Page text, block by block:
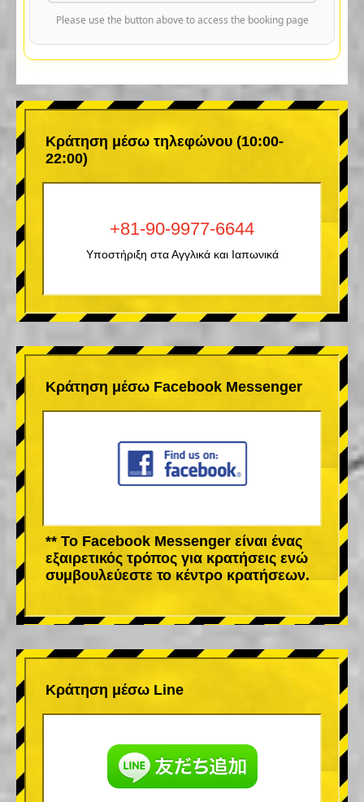
Please use the button above to access the booking page
Κράτηση μέσω τηλεφώνου (10:00-
22:00)
+81-90-9977-6644
Υποστήριξη στα Αγγλικά και Ιαπωνικά
Κράτηση μέσω Facebook Messenger
** Το Facebook Messenger είναι ένας
εξαιρετικός τρόπος για κρατήσεις ενώ
συμβουλεύεστε το κέντρο κρατήσεων.
Κράτηση μέσω Line